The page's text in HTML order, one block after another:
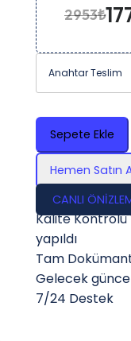
2953₺
Anahtar Teslim
Sepete Ekle
Hemen Satın
CANLI
Kalite
yapıldı
Tam
Gelecek
7/24 Destek